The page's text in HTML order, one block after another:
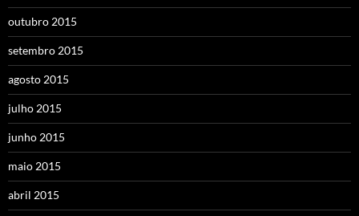
outubro 2015
setembro 2015
agosto 2015
julho 2015
junho 2015
maio 2015
abril 2015